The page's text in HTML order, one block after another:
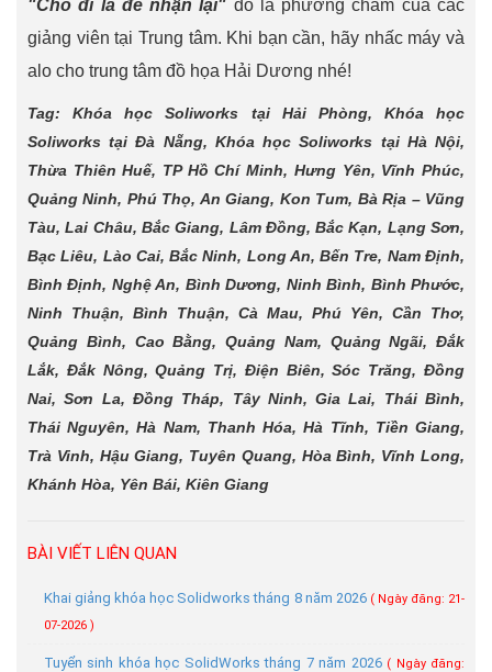
"Cho đi là để nhận lại" đó là phương châm của các
giảng viên tại Trung tâm. Khi bạn cần, hãy nhấc máy và
alo cho trung tâm đồ họa Hải Dương nhé!
Tag: Khóa học Soliworks tại Hải Phòng, Khóa học
Soliworks tại Đà Nẵng, Khóa học Soliworks tại Hà Nội,
Thừa Thiên Huế, TP Hồ Chí Minh, Hưng Yên, Vĩnh Phúc,
Quảng Ninh, Phú Thọ, An Giang, Kon Tum, Bà Rịa – Vũng
Tàu, Lai Châu, Bắc Giang, Lâm Đồng, Bắc Kạn, Lạng Sơn,
Bạc Liêu, Lào Cai, Bắc Ninh, Long An, Bến Tre, Nam Định,
Bình Định, Nghệ An, Bình Dương, Ninh Bình, Bình Phước,
Ninh Thuận, Bình Thuận, Cà Mau, Phú Yên, Cần Thơ,
Quảng Bình, Cao Bằng, Quảng Nam, Quảng Ngãi, Đắk
Lắk, Đắk Nông, Quảng Trị, Điện Biên, Sóc Trăng, Đồng
Nai, Sơn La, Đồng Tháp, Tây Ninh, Gia Lai, Thái Bình,
Thái Nguyên, Hà Nam, Thanh Hóa, Hà Tĩnh, Tiền Giang,
Trà Vinh, Hậu Giang, Tuyên Quang, Hòa Bình, Vĩnh Long,
Khánh Hòa, Yên Bái, Kiên Giang
BÀI VIẾT LIÊN QUAN
Khai giảng khóa học Solidworks tháng 8 năm 2026 ( Ngày đăng: 21-
07-2026 )
Tuyển sinh khóa học SolidWorks tháng 7 năm 2026 ( Ngày đăng: